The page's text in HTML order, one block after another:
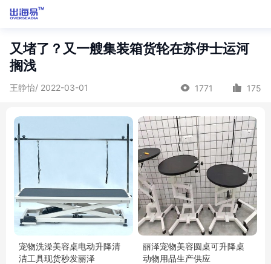
又堵了？又一艘集装箱货轮在苏伊士运河
搁浅
王静怡/ 2022-03-01 1771 175
宠物洗澡美容桌电动升降清
洁工具现货秒发丽泽
丽泽宠物美容圆桌可升降桌
动物用品生产供应